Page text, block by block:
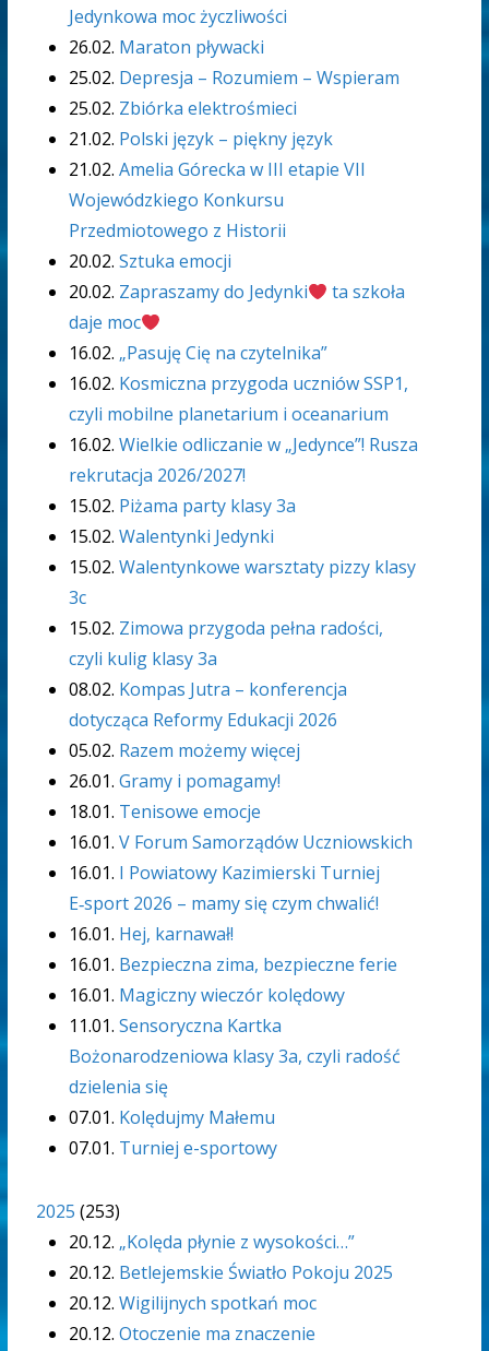
Jedynkowa moc życzliwości
26.02. Maraton pływacki
25.02. Depresja – Rozumiem – Wspieram
25.02. Zbiórka elektrośmieci
21.02. Polski język – piękny język
21.02. Amelia Górecka w III etapie VII
Wojewódzkiego Konkursu
Przedmiotowego z Historii
20.02. Sztuka emocji
20.02. Zapraszamy do Jedynki
ta szkoła
daje moc
16.02. „Pasuję Cię na czytelnika”
16.02. Kosmiczna przygoda uczniów SSP1,
czyli mobilne planetarium i oceanarium
16.02. Wielkie odliczanie w „Jedynce”! Rusza
rekrutacja 2026/2027!
15.02. Piżama party klasy 3a
15.02. Walentynki Jedynki
15.02. Walentynkowe warsztaty pizzy klasy
3c
15.02. Zimowa przygoda pełna radości,
czyli kulig klasy 3a
08.02. Kompas Jutra – konferencja
dotycząca Reformy Edukacji 2026
05.02. Razem możemy więcej
26.01. Gramy i pomagamy!
18.01. Tenisowe emocje
16.01. V Forum Samorządów Uczniowskich
16.01. I Powiatowy Kazimierski Turniej
E‑sport 2026 – mamy się czym chwalić!
16.01. Hej, karnawał!
16.01. Bezpieczna zima, bezpieczne ferie
16.01. Magiczny wieczór kolędowy
11.01. Sensoryczna Kartka
Bożonarodzeniowa klasy 3a, czyli radość
dzielenia się
07.01. Kolędujmy Małemu
07.01. Turniej e-sportowy
2025 (253)
20.12. „Kolęda płynie z wysokości…”
20.12. Betlejemskie Światło Pokoju 2025
20.12. Wigilijnych spotkań moc
20.12. Otoczenie ma znaczenie